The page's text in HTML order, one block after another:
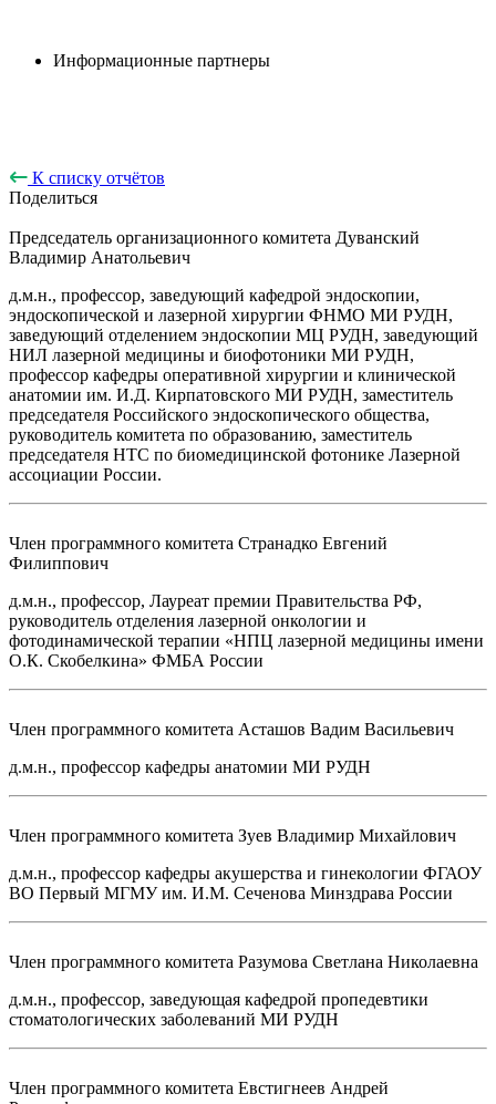
Информационные партнеры
К списку отчётов
Поделиться
Председатель организационного комитета Дуванский
Владимир Анатольевич
д.м.н., профессор, заведующий кафедрой эндоскопии,
эндоскопической и лазерной хирургии ФНМО МИ РУДН,
заведующий отделением эндоскопии МЦ РУДН, заведующий
НИЛ лазерной медицины и биофотоники МИ РУДН,
профессор кафедры оперативной хирургии и клинической
анатомии им. И.Д. Кирпатовского МИ РУДН, заместитель
председателя Российского эндоскопического общества,
руководитель комитета по образованию, заместитель
председателя НТС по биомедицинской фотонике Лазерной
ассоциации России.
Член программного комитета Странадко Евгений
Филиппович
д.м.н., профессор, Лауреат премии Правительства РФ,
руководитель отделения лазерной онкологии и
фотодинамической терапии «НПЦ лазерной медицины имени
О.К. Скобелкина» ФМБА России
Член программного комитета Асташов Вадим Васильевич
д.м.н., профессор кафедры анатомии МИ РУДН
Член программного комитета Зуев Владимир Михайлович
д.м.н., профессор кафедры акушерства и гинекологии ФГАОУ
ВО Первый МГМУ им. И.М. Сеченова Минздрава России
Член программного комитета Разумова Светлана Николаевна
д.м.н., профессор, заведующая кафедрой пропедевтики
стоматологических заболеваний МИ РУДН
Член программного комитета Евстигнеев Андрей